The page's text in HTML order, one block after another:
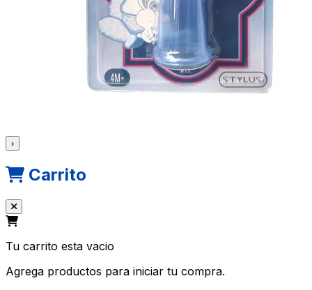
›
Carrito
Tu carrito esta vacio
Agrega productos para iniciar tu compra.